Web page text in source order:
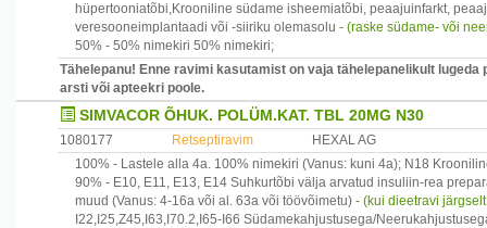
hüpertooniatõbi,Krooniline südame isheemiatõbi, peaajuinfarkt,
veresooneimplantaadi või -siiriku olemasolu - (raske südame- või
50% - 50% nimekiri 50% nimekiri;
Tähelepanu! Enne ravimi kasutamist on vaja tähelepanelikult
arsti või apteekri poole.
SIMVACOR ÕHUK. POLÜM.KAT. TBL 20MG N30
1080177 Retseptiravim
HEXAL AG
100% - Lastele alla 4a. 100% nimekiri (Vanus: kuni 4a); N18
90% - E10, E11, E13, E14 Suhkurtõbi välja arvatud insuliin-rea
muud (Vanus: 4-16a või al. 63a või töövõimetu) - (kui dieetravi
I22,I25,Z45,I63,I70.2,I65-I66 Südamekahjustusega/